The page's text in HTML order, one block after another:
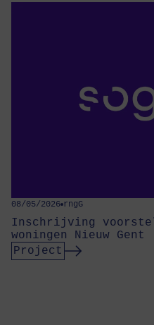
08/05/2026 rngG
Inschrijving
woningen Nieuw Gent
Project